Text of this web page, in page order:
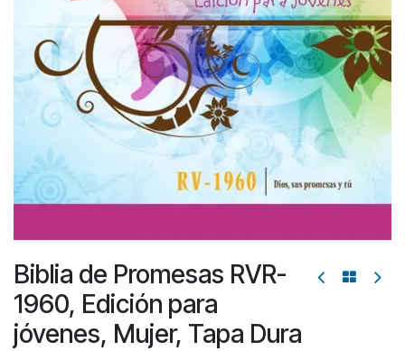
Biblia de Promesas RVR-
1960, Edición para
jóvenes, Mujer, Tapa Dura